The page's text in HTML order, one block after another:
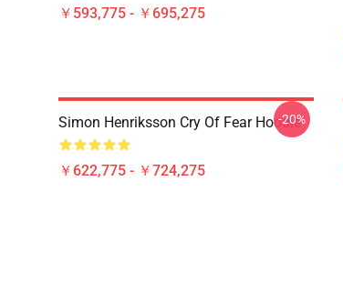
￥593,775 - ￥695,275
Simon Henriksson Cry Of Fear Hoodie
￥622,775 - ￥724,275
-20%